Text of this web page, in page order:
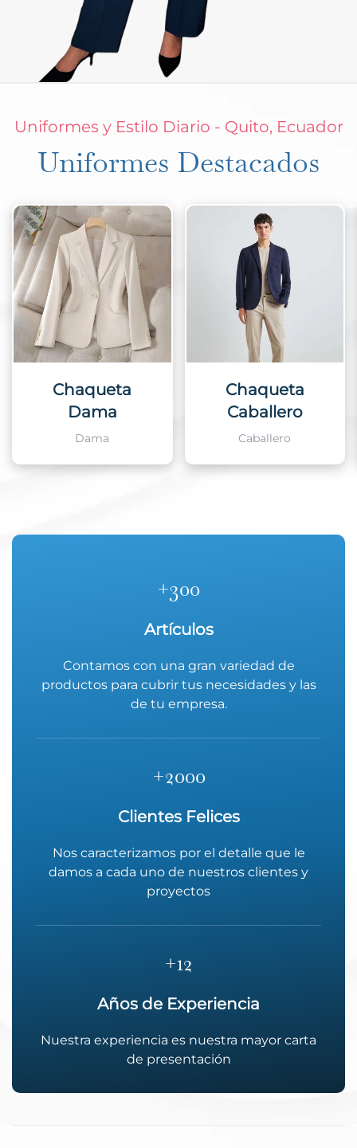
Uniformes y Estilo Diario - Quito, Ecuador
Uniformes Destacados
Chaqueta
Caballero
Chaleco
Dama
+300
Artículos
Contamos con una gran variedad de
productos para cubrir tus necesidades y las
de tu empresa.
+2000
Clientes Felices
Nos caracterizamos por el detalle que le
damos a cada uno de nuestros clientes y
proyectos
+12
Años de Experiencia
Nuestra experiencia es nuestra mayor carta
de presentación